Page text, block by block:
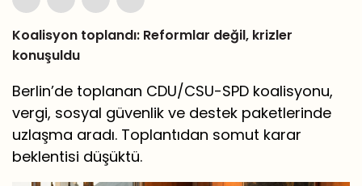
Koalisyon toplandı: Reformlar değil, krizler
konuşuldu
Berlin’de toplanan CDU/CSU-SPD koalisyonu,
vergi, sosyal güvenlik ve destek paketlerinde
uzlaşma aradı. Toplantıdan somut karar
beklentisi düşüktü.